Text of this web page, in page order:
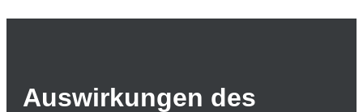
Auswirkungen des